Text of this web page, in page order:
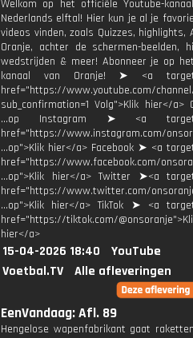
Welkom op het officiële Youtube-
Nederlands elftal! Hier kun je al je
videos vinden, zoals Quizzes, highlights,
Oranje, achter de schermen-beelden,
wedstrijden & meer! Abonneer je op
kanaal van Oranje! ➤ <a
href="https://www.youtube.com/channel/
sub_confirmation=1 Volg">Klik hier</a>
...op Instagram ➤ <a
href="https://www.instagram.com/
...op">Klik hier</a> Facebook ➤ <a
href="https://www.facebook.com/
...op">Klik hier</a> Twitter ➤<a
href="https://www.twitter.com/
...op">Klik hier</a> TikTok ➤ <a
href="https://tiktok.com/
hier</a>
15-04-2026 18:40
YouTube
Voetbal.TV
Alle afleveringen
EenVandaag: Afl. 89
Hengelose wapenfabrikant gaat